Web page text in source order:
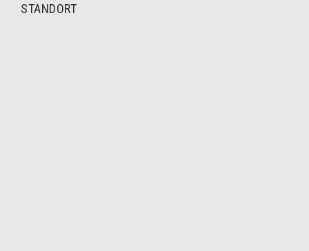
STANDORT